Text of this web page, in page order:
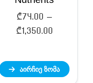
₾ 74.00 –
₾ 1,350.00 Price
through
აირჩიე ზომა